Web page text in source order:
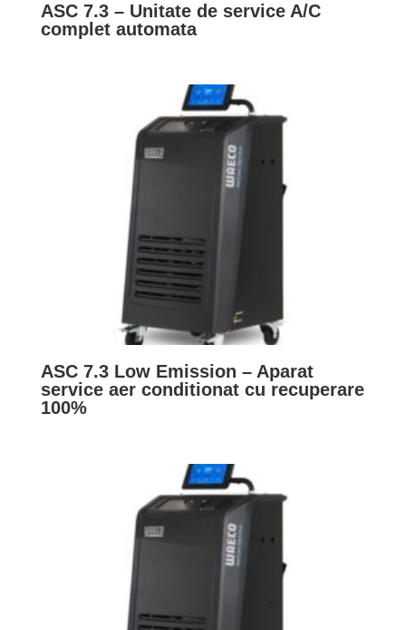
ASC 7.3 – Unitate de service A/C
complet automata
ASC 7.3 Low Emission – Aparat
service aer conditionat cu recuperare
100%